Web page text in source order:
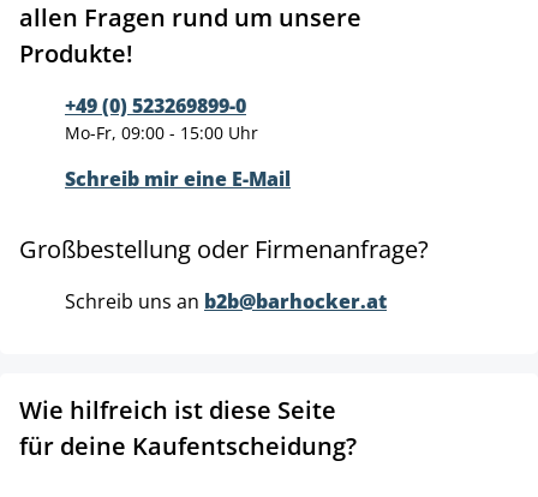
allen Fragen rund um unsere
Produkte!
+49 (0) 523269899-0
Mo-Fr, 09:00 - 15:00 Uhr
Schreib mir eine E-Mail
Großbestellung oder Firmenanfrage?
Schreib uns an b2b@barhocker.at
Wie hilfreich ist diese Seite
für deine Kaufentscheidung?